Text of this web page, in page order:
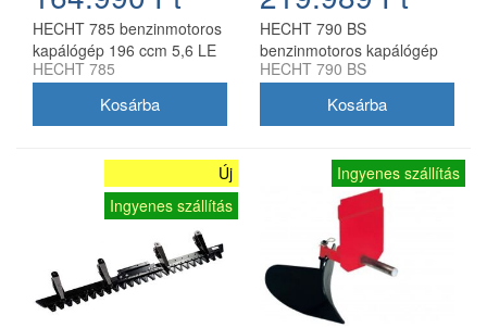
HECHT 785 benzinmotoros
kapálógép 196 ccm 5,6 LE
HECHT 785
HECHT 790 BS
benzinmotoros kapálógép
Briggs & Stratton motorral
HECHT 790 BS
Új
Ingyenes szállítás
Ingyenes szállítás